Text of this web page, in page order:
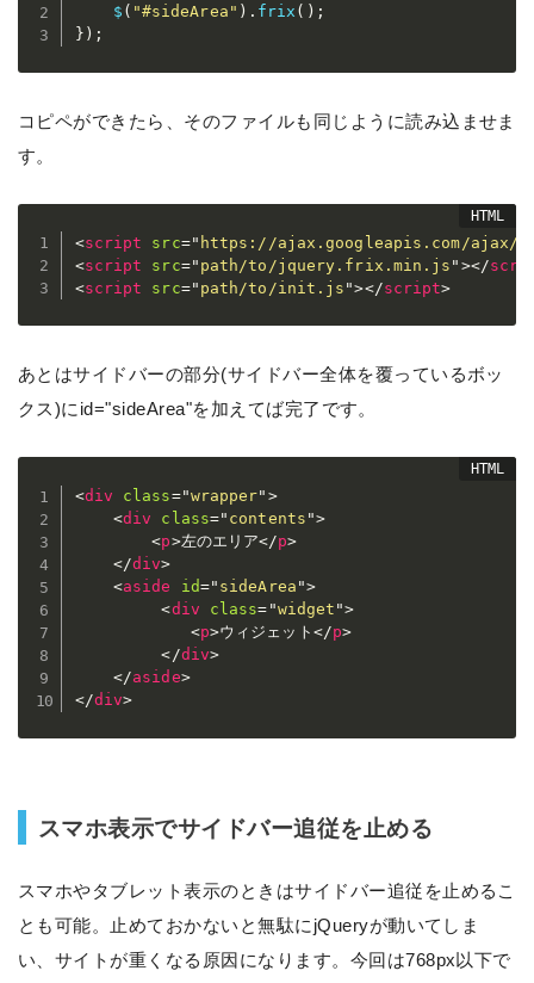
$ ( "#sideArea" ) . frix ( ) ;
} ) ;
コピペができたら、そのファイルも同じように読み込ませま
す。
<script src=" https://ajax.googleapis.com/
<script src=" path/to/jquery.frix.min.js " ></
<script src=" path/to/init.js "></script>
あとはサイドバーの部分(サイドバー全体を覆っているボッ
クス)にid="sideArea"を加えてば完了です。
<div class="wrapper" >
<div class=" contents ">
<p>左のエリア</p>
</div>
<aside id=" sideArea ">
<div class= "widget ">
<p>ウィジェット </p>
</div>
</aside>
</div>
スマホ表示でサイドバー追従を止める
スマホやタブレット表示のときはサイドバー追従を止めるこ
とも可能。止めておかないと無駄にjQueryが動いてしま
い、サイトが重くなる原因になります。今回は768px以下で